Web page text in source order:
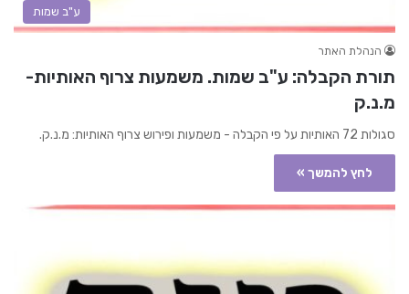
ע"ב שמות
הנהלת האתר
תורת הקבלה: ע"ב שמות. משמעות צרוף האותיות-
מ.נ.ק
סגולות 72 האותיות על פי הקבלה - משמעות ופירוש צרוף האותיות: מ.נ.ק.
לחץ להמשך »